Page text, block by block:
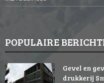
POPULAIRE
Gevel en
drukkerij